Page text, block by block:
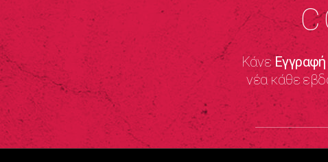
ΚάνεΕγγραφή
νέα κάθε